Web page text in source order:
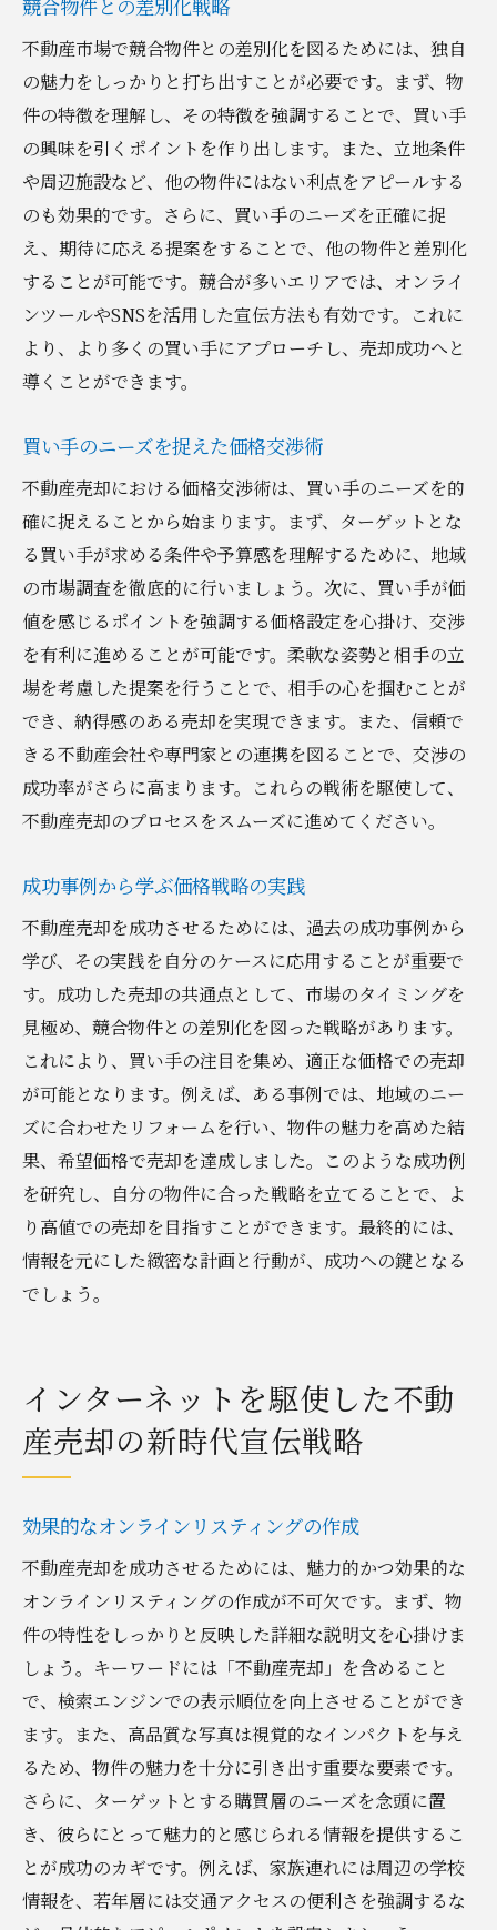
競合物件との差別化戦略
不動産市場で競合物件との差別化を図るためには、独自
の魅力をしっかりと打ち出すことが必要です。まず、物
件の特徴を理解し、その特徴を強調することで、買い手
の興味を引くポイントを作り出します。また、立地条件
や周辺施設など、他の物件にはない利点をアピールする
のも効果的です。さらに、買い手のニーズを正確に捉
え、期待に応える提案をすることで、他の物件と差別化
することが可能です。競合が多いエリアでは、オンライ
ンツールやSNSを活用した宣伝方法も有効です。これに
より、より多くの買い手にアプローチし、売却成功へと
導くことができます。
買い手のニーズを捉えた価格交渉術
不動産売却における価格交渉術は、買い手のニーズを的
確に捉えることから始まります。まず、ターゲットとな
る買い手が求める条件や予算感を理解するために、地域
の市場調査を徹底的に行いましょう。次に、買い手が価
値を感じるポイントを強調する価格設定を心掛け、交渉
を有利に進めることが可能です。柔軟な姿勢と相手の立
場を考慮した提案を行うことで、相手の心を掴むことが
でき、納得感のある売却を実現できます。また、信頼で
きる不動産会社や専門家との連携を図ることで、交渉の
成功率がさらに高まります。これらの戦術を駆使して、
不動産売却のプロセスをスムーズに進めてください。
成功事例から学ぶ価格戦略の実践
不動産売却を成功させるためには、過去の成功事例から
学び、その実践を自分のケースに応用することが重要で
す。成功した売却の共通点として、市場のタイミングを
見極め、競合物件との差別化を図った戦略があります。
これにより、買い手の注目を集め、適正な価格での売却
が可能となります。例えば、ある事例では、地域のニー
ズに合わせたリフォームを行い、物件の魅力を高めた結
果、希望価格で売却を達成しました。このような成功例
を研究し、自分の物件に合った戦略を立てることで、よ
り高値での売却を目指すことができます。最終的には、
情報を元にした緻密な計画と行動が、成功への鍵となる
でしょう。
インターネットを駆使した不動
産売却の新時代宣伝戦略
効果的なオンラインリスティングの作成
不動産売却を成功させるためには、魅力的かつ効果的な
オンラインリスティングの作成が不可欠です。まず、物
件の特性をしっかりと反映した詳細な説明文を心掛けま
しょう。キーワードには「不動産売却」を含めること
で、検索エンジンでの表示順位を向上させることができ
ます。また、高品質な写真は視覚的なインパクトを与え
るため、物件の魅力を十分に引き出す重要な要素です。
さらに、ターゲットとする購買層のニーズを念頭に置
き、彼らにとって魅力的と感じられる情報を提供するこ
とが成功のカギです。例えば、家族連れには周辺の学校
情報を、若年層には交通アクセスの便利さを強調するな